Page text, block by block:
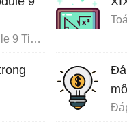
Bài tập cuối khóa Module 9 Tiểu Học đầy đủ